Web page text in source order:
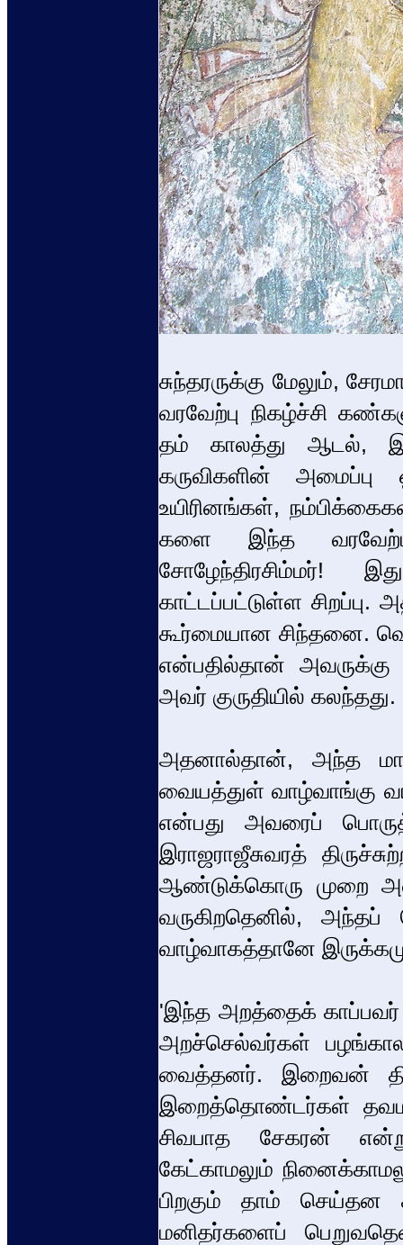
சுந்தரருக்கு மேலும்,
வரவேற்பு நிகழ்ச்சி
தம் காலத்து ஆடல்,
கருவிகளின்
உயிரினங்கள்,
களை இந்த
சோழேந்திரசிம்மர்!
காட்டப்பட்டுள்ள
கூர்மையான சிந்தனை.
என்பதில்தான்
அவர் குருதியில் கலந்தது.
அதனால்தான், அந்த
வையத்துள் வாழ்வாங்கு
என்பது அவரைப்
இராஜராஜீசுவரத்
ஆண்டுக்கொரு முறை
வருகிறதெனில், அந்தப்
வாழ்வாகத்தானே
'இந்த அறத்தைக் காப்பவர்
அறச்செல்வர்கள்
வைத்தனர். இறைவன்
இறைத்தொண்டர்கள்
சிவபாத சேகரன்
கேட்காமலும்
பிறகும் தாம் செய்தன
மனிதர்களைப்